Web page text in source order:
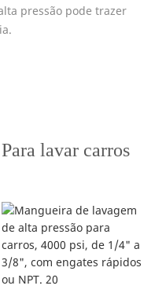
pressão pode trazer
Para lavar carros